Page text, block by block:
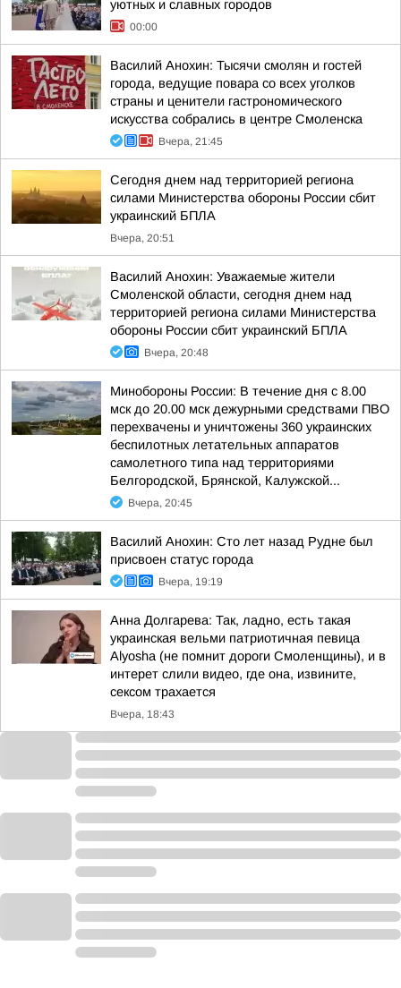
уютных и славных городов
00:00
Василий Анохин: Тысячи смолян и гостей
города, ведущие повара со всех уголков
страны и ценители гастрономического
искусства собрались в центре Смоленска
Вчера, 21:45
Сегодня днем над территорией региона
силами Министерства обороны России сбит
украинский БПЛА
Вчера, 20:51
Василий Анохин: Уважаемые жители
Смоленской области, сегодня днем над
территорией региона силами Министерства
обороны России сбит украинский БПЛА
Вчера, 20:48
Минобороны России: В течение дня с 8.00
мск до 20.00 мск дежурными средствами ПВО
перехвачены и уничтожены 360 украинских
беспилотных летательных аппаратов
самолетного типа над территориями
Белгородской, Брянской, Калужской...
Вчера, 20:45
Василий Анохин: Сто лет назад Рудне был
присвоен статус города
Вчера, 19:19
Анна Долгарева: Так, ладно, есть такая
украинская вельми патриотичная певица
Alyosha (не помнит дороги Смоленщины), и в
интерет слили видео, где она, извините,
сексом трахается
Вчера, 18:43